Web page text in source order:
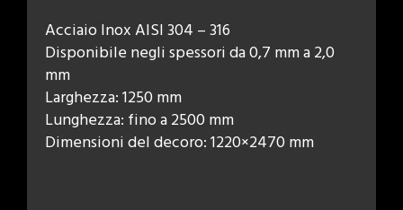
Acciaio Inox AISI 304 – 316
Disponibile negli spessori da 0,7 mm a 2,0
mm
Larghezza: 1250 mm
Lunghezza: fino a 2500 mm
Dimensioni del decoro: 1220×2470 mm